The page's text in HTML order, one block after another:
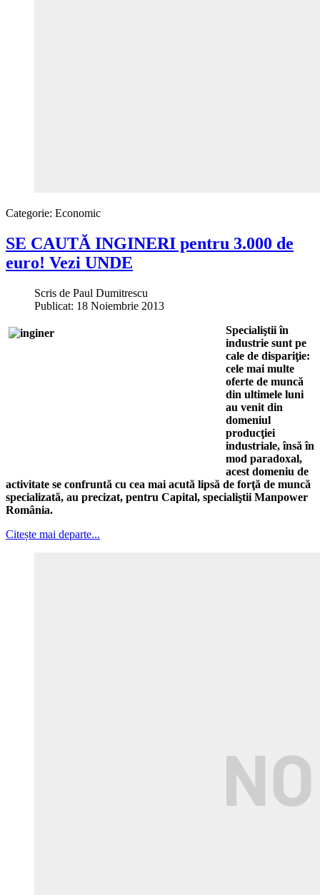
Categorie: Economic
SE CAUTĂ INGINERI pentru 3.000 de
euro! Vezi UNDE
Scris de Paul Dumitrescu
Publicat: 18 Noiembrie 2013
Specialiştii în
industrie sunt pe
cale de dispariţie:
cele mai multe
oferte de muncă
din ultimele luni
au venit din
domeniul
producţiei
industriale, însă în
mod paradoxal,
acest domeniu de
activitate se confruntă cu cea mai acută lipsă de forţă de muncă
specializată, au precizat, pentru Capital, specialiştii Manpower
România.
Citește mai departe...